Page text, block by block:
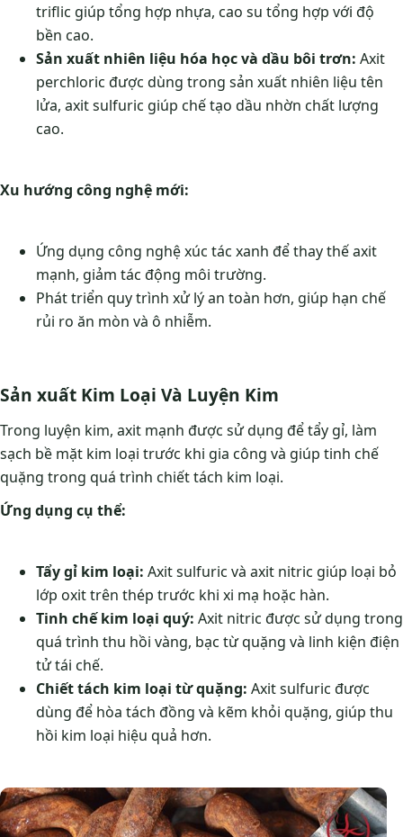
triflic giúp tổng hợp nhựa, cao su tổng hợp với độ
bền cao.
Sản xuất nhiên liệu hóa học và dầu bôi trơn: Axit
perchloric được dùng trong sản xuất nhiên liệu tên
lửa, axit sulfuric giúp chế tạo dầu nhờn chất lượng
cao.
Xu hướng công nghệ mới:
Ứng dụng công nghệ xúc tác xanh để thay thế axit
mạnh, giảm tác động môi trường.
Phát triển quy trình xử lý an toàn hơn, giúp hạn chế
rủi ro ăn mòn và ô nhiễm.
Sản xuất Kim Loại Và Luyện Kim
Trong luyện kim, axit mạnh được sử dụng để tẩy gỉ, làm
sạch bề mặt kim loại trước khi gia công và giúp tinh chế
quặng trong quá trình chiết tách kim loại.
Ứng dụng cụ thể:
Tẩy gỉ kim loại: Axit sulfuric và axit nitric giúp loại bỏ
lớp oxit trên thép trước khi xi mạ hoặc hàn.
Tinh chế kim loại quý: Axit nitric được sử dụng trong
quá trình thu hồi vàng, bạc từ quặng và linh kiện điện
tử tái chế.
Chiết tách kim loại từ quặng: Axit sulfuric được
dùng để hòa tách đồng và kẽm khỏi quặng, giúp thu
hồi kim loại hiệu quả hơn.